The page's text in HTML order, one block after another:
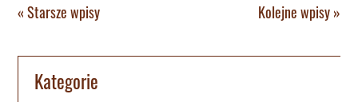
« Starsze wpisy Kolejne wpisy »
Kategorie